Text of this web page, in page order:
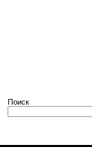
Поиск